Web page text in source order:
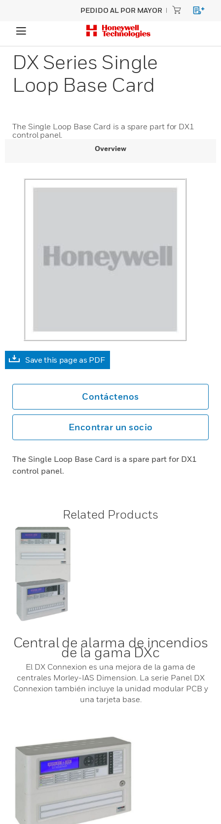
PEDIDO AL POR MAYOR
DX Series Single
Loop Base Card
The Single Loop Base Card is a spare part for DX1
control panel.
Overview
Save this page as PDF
Contáctenos
Encontrar un socio
The Single Loop Base Card is a spare part for DX1
control panel.
Related Products
Central de alarma de incendios
de la gama DXc
El DX Connexion es una mejora de la gama de
centrales Morley-IAS Dimension. La serie Panel DX
Connexion también incluye la unidad modular PCB y
una tarjeta base.